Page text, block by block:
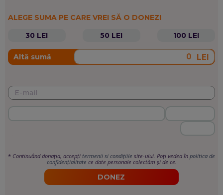
ALEGE SUMA PE CARE VREI SĂ O DONEZI
30 LEI
50 LEI 100 LEI
Altă sumă LEI
* Continuând donația, accepți termenii si condițiile site-ului. Poți vedea în politica de
confidențialitate ce date personale colectăm și de ce.
DONEZ